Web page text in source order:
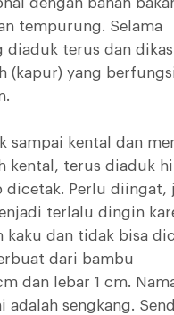
tempurung. Selama
diaduk terus dan
(kapur) yang
sampai kental dan
kental, terus diaduk
dicetak. Perlu diingat,
terlalu dingin
kaku dan tidak bisa
dari bambu
dan lebar 1 cm.
adalah sengkang.